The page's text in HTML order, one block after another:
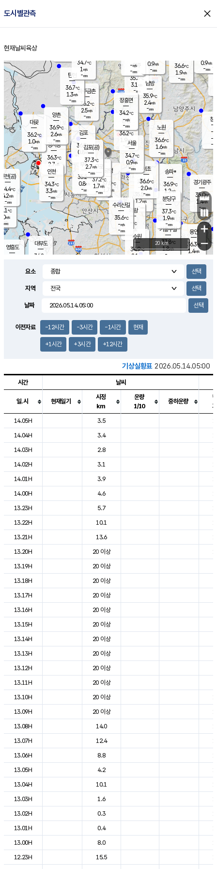
도시별관측 close
홈
현재날씨 육상
의도
℃
m/s
mm
영흥도
양주
35.3℃
3.1
-mm
과천
35.5℃
1.2m/s
- mm
용인
36.3℃
1.4m/s
경기광주
35.0℃
1.4m/s
-mm
1.9m/s
대부도
34.8
경서동
36.3℃
2.7 m/s
-mm
파주금촌
36.2℃
2.5m/s
-mm
36.6℃
1.9m/s
-mm
대곶
36.2℃
1.0m/s
-mm
창
-
-m/
-
탄현
36.7℃
1.3m/s
-mm
0.9m/s
-mm
의왕
- ℃
m/s
mm
김포
36.2℃
0.8 m/s
mm
광명
37.0
℃
1.7 m/s
-mm
부천
35.2℃
0.8m/s
-mm
양촌
36.9℃
2.6m/s
-mm
구로
37.2℃
1.7m/s
-mm
은평
36.2℃
1.9 m/s
- mm
노원
36.6℃
1.6m/s
-mm
송파*
36.9℃
1.2m/s
-mm
서초
36.6℃
2.0m/s
-mm
남방
35.9℃
2.4m/s
-mm
기흥구갈
37.8℃
1.8m/s
-
수리산길
35.6℃
-m/s
-mm
분당구
37.3℃
1.9m/s
-mm
장흥면
34.2℃
-m/s
-mm
-m/s
-mm
인천(공)
34.4℃
4.2m/s
-mm
김포(공)
37.3℃
2.7m/s
-mm
수원
34.9℃
2.1 m/s
인천
34.3℃
3.3m/s
-mm
서울
34.7℃
0.9m/s
-mm
34.7℃
1 m/s
-mm
0.9m/s
-mm
+
−
20 km
요소
지역
날짜
이전자료 -12시간 -3시간 -1시간 현재
+1시간 +3시간 +12시간
기상실황표 2026.05.14.05:00
도시별 기상실황표로 지점, 날씨, 기온, 강수, 바람, 기압등을 안내한 표입
시간 날씨
일.시 현재일기
시정
km
운량
1/10
중하운량
14.05H
3.5
14.04H
3.4
14.03H
2.8
14.02H
3.1
14.01H
3.9
14.00H
4.6
13.23H
5.7
13.22H
10.1
13.21H
13.6
13.20H
20 이상
13.19H
20 이상
13.18H
20 이상
13.17H
20 이상
13.16H
20 이상
13.15H
20 이상
13.14H
20 이상
13.13H
20 이상
13.12H
20 이상
13.11H
20 이상
13.10H
20 이상
13.09H
20 이상
13.08H
14.0
13.07H
12.4
13.06H
8.8
13.05H
4.2
13.04H
10.1
13.03H
1.6
13.02H
0.3
13.01H
0.4
13.00H
8.0
12.23H
15.5